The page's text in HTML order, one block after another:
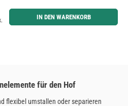
ein oder benutze die Schaltflächen um die Anzahl zu
IN DEN WARENKORB
für den Hof
flexibel umstallen oder separieren